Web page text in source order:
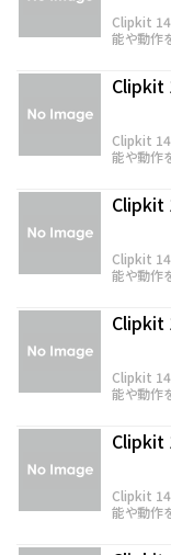
Clipkit
能や動作
Clipkit
Clipkit
能や動作
Clipkit
Clipkit
能や動作
Clipkit
Clipkit
能や動作
Clipkit
Clipkit
能や動作